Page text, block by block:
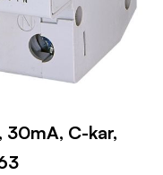
30mA, C-kar,